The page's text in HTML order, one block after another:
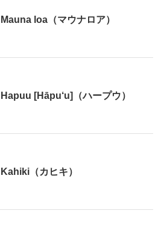
Mauna loa（マウナロア）
Hapuu [Hāpu‘u]（ハープウ）
Kahiki（カヒキ）